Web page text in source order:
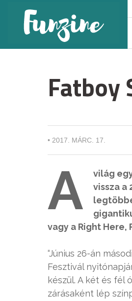
Fatboy
• 2017. MÁRC. 17.
A
világ
vissza a
vagy a Right Here,
“Június 26-án
Fesztivál
készül. A két és fél
zárásaként lép